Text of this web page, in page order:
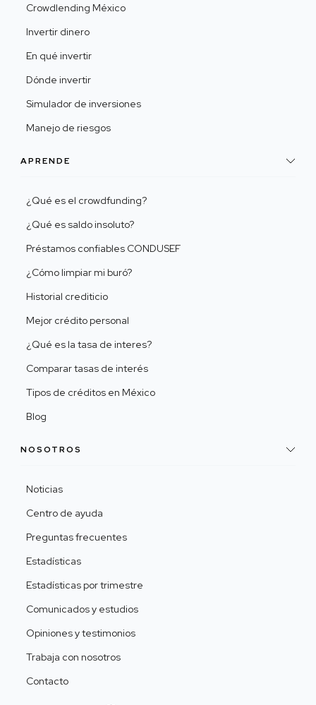
Crowdlending México
Invertir dinero
En qué invertir
Dónde invertir
Simulador de inversiones
Manejo de riesgos
APRENDE
¿Qué es el crowdfunding?
¿Qué es saldo insoluto?
Préstamos confiables CONDUSEF
¿Cómo limpiar mi buró?
Historial crediticio
Mejor crédito personal
¿Qué es la tasa de interes?
Comparar tasas de interés
Tipos de créditos en México
Blog
NOSOTROS
Noticias
Centro de ayuda
Preguntas frecuentes
Estadísticas
Estadísticas por trimestre
Comunicados y estudios
Opiniones y testimonios
Trabaja con nosotros
Contacto